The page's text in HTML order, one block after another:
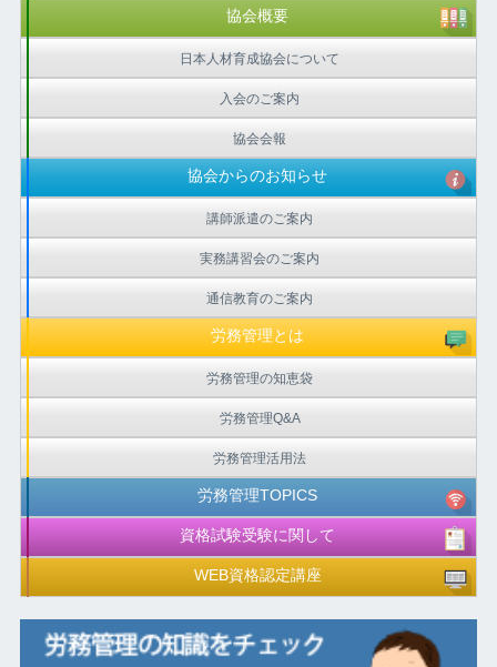
協会概要
日本人材育成協会について
入会のご案内
協会会報
協会からのお知らせ
講師派遣のご案内
実務講習会のご案内
通信教育のご案内
労務管理とは
労務管理の知恵袋
労務管理Q&A
労務管理活用法
労務管理TOPICS
資格試験受験に関して
WEB資格認定講座